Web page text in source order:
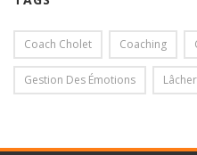
Coach Cholet Coaching
Gestion Des Émotions